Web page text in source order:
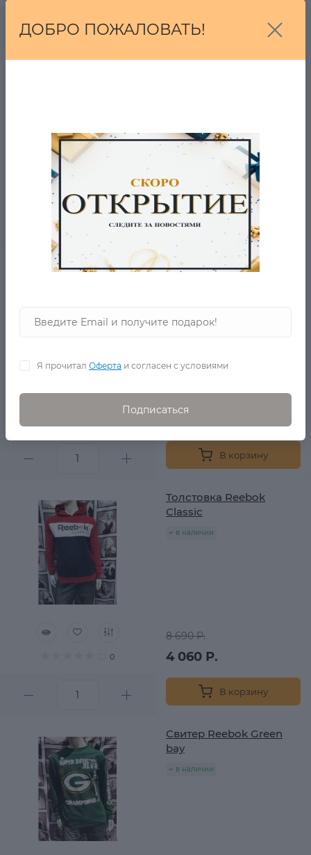
В корзину
0
14 010 Р.
8 690 Р.
Футболка Ed Harry США
В корзину
0
Толстовка Reebok
Classic
в наличии
8 690 Р.
4 060 Р.
В корзину
Свитер Reebok Green
bay
в наличии
ДОБРО ПОЖАЛОВАТЬ!
Я прочитал Оферта и согласен с условиями
Подписаться